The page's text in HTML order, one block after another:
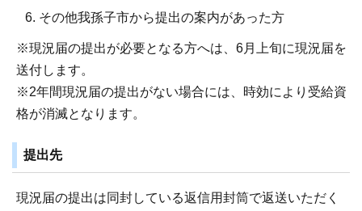
その他我孫子市から提出の案内があった方
※現況届の提出が必要となる方へは、6月上旬に現況届を
送付します。
※2年間現況届の提出がない場合には、時効により受給資
格が消滅となります。
提出先
現況届の提出は同封している返信用封筒で返送いただく